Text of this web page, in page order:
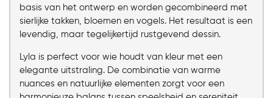
basis van het ontwerp en worden gecombineerd met
sierlijke takken, bloemen en vogels. Het resultaat is een
levendig, maar tegelijkertijd rustgevend dessin.
Lyla is perfect voor wie houdt van kleur met een
elegante uitstraling. De combinatie van warme
nuances en natuurlijke elementen zorgt voor een